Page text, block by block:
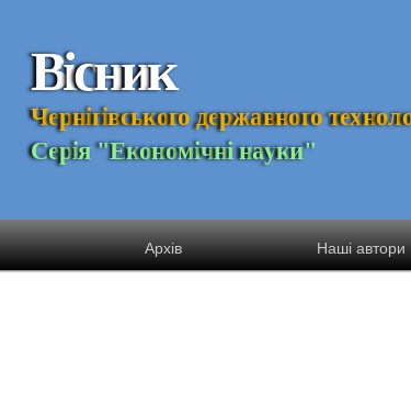
Вісник
Чернігівського державного технол
Серія "Економічні науки"
Архів Наші автори